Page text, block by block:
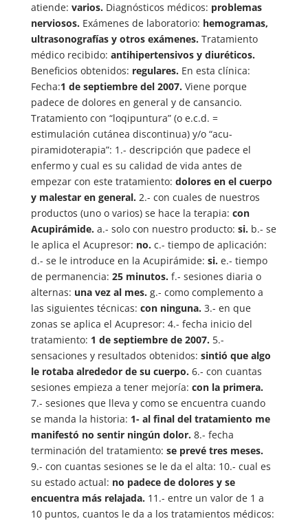
atiende: varios.Diagnósticos médicos: problemas
nerviosos.Exámenes de laboratorio: hemogramas,
ultrasonografías y otros exámenes.Tratamiento
médico recibido: antihipertensivos y diuréticos.
Beneficios obtenidos: regulares.En esta clínica:
Fecha:1 de septiembre del 2007.Viene porque
padece de dolores en general y de cansancio.
Tratamiento con “loqipuntura” (o e.c.d. =
estimulación cutánea discontinua) y/o “acu-
piramidoterapia”: 1.- descripción que padece el
enfermo y cual es su calidad de vida antes de
empezar con este tratamiento: dolores en el cuerpo
y malestar en general.2.- con cuales de nuestros
productos (uno o varios) se hace la terapia: con
Acupirámide.a.- solo con nuestro producto: si.b.- se
le aplica el Acupresor: no.c.- tiempo de aplicación:
d.- se le introduce en la Acupirámide: si.e.- tiempo
de permanencia: 25 minutos.f.- sesiones diaria o
alternas: una vez al mes.g.- como complemento a
las siguientes técnicas: con ninguna.3.- en que
zonas se aplica el Acupresor: 4.- fecha inicio del
tratamiento: 1 de septiembre de 2007.5.-
sensaciones y resultados obtenidos: sintió que algo
le rotaba alrededor de su cuerpo.6.- con cuantas
sesiones empieza a tener mejoría: con la primera.
7.- sesiones que lleva y como se encuentra cuando
se manda la historia: 1- al final del tratamiento me
manifestó no sentir ningún dolor.8.- fecha
terminación del tratamiento: se prevé tres meses.
9.- con cuantas sesiones se le da el alta: 10.- cual es
su estado actual: no padece de dolores y se
encuentra más relajada.11.- entre un valor de 1 a
10 puntos, cuantos le da a los tratamientos médicos: